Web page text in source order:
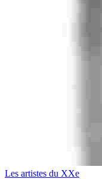
Les artistes du XXe